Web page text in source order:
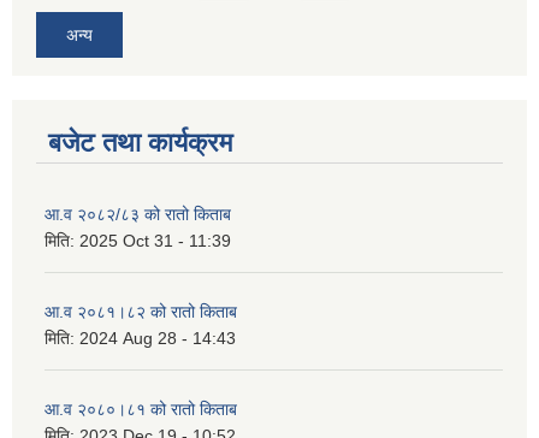
अन्य
बजेट तथा कार्यक्रम
आ.व २०८२/८३ को रातो किताब
मिति: 2025 Oct 31 - 11:39
आ.व २०८१।८२ को रातो किताब
मिति: 2024 Aug 28 - 14:43
आ.व २०८०।८१ को रातो किताब